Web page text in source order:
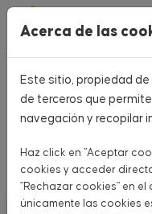
Pasar al contenido principal
Home
Aquí encontrarás
Acerca de las
Este sitio, propiedad de
de terceros que
navegación y recopilar
Haz click en "Aceptar
cookies y acceder
"Rechazar cookies" en
únicamente las cookies